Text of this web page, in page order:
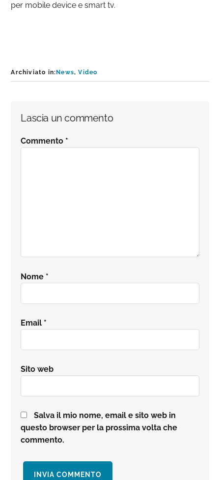
per mobile device e smart tv.
Archiviato in: News,Video
Interazioni
del
Lascia un commento
Commento *
Nome *
Email *
Sito web
Salva il mio nome, email e sito web in
questo browser per la prossima volta che
commento.